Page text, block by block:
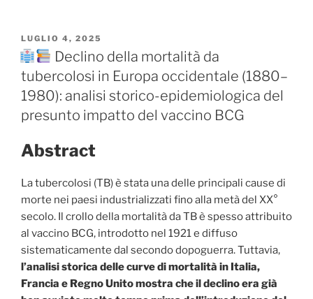
PUBBLICATO
IL
LUGLIO 4, 2025
Declino della mortalità da
tubercolosi in Europa occidentale (1880–
1980): analisi storico-epidemiologica del
presunto impatto del vaccino BCG
Abstract
La tubercolosi (TB) è stata una delle principali cause di
morte nei paesi industrializzati fino alla metà del XX°
secolo. Il crollo della mortalità da TB è spesso attribuito
al vaccino BCG, introdotto nel 1921 e diffuso
sistematicamente dal secondo dopoguerra. Tuttavia,
l’analisi storica delle curve di mortalità in Italia,
Francia e Regno Unito mostra che il declino era già